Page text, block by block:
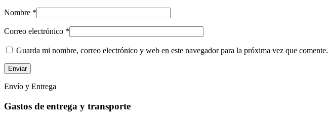
Nombre *
Correo electrónico *
Guarda mi nombre, correo electrónico y web en este navegador para la próxima vez que comente.
Envío y Entrega
Gastos de entrega y transporte